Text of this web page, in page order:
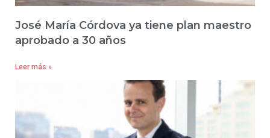
José María Córdova ya tiene plan maestro
aprobado a 30 años
Leer más »